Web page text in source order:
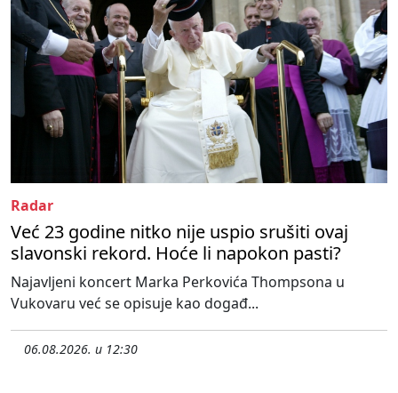
Radar
Već 23 godine nitko nije uspio srušiti ovaj
slavonski rekord. Hoće li napokon pasti?
Najavljeni koncert Marka Perkovića Thompsona u
Vukovaru već se opisuje kao događ...
06.08.2026. u 12:30